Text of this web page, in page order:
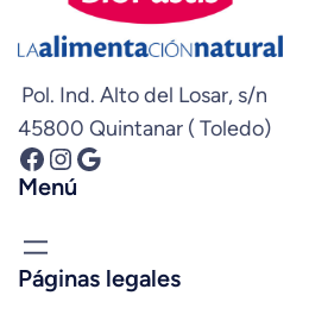
Pol. Ind. Alto del Losar, s/n
45800 Quintanar ( Toledo)
Facebook InstagramGoogle
Menú
Páginas legales